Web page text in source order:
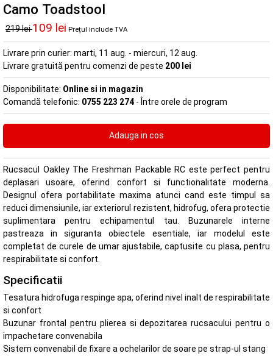
Camo Toadstool
219 lei109 lei Prețul include TVA
Livrare prin curier: marti, 11 aug. - miercuri, 12 aug.
Livrare gratuită pentru comenzi de peste 200 lei
Disponibilitate: Online si in magazin
Comandă telefonic: 0755 223 274 - Între orele de program
Rucsacul Oakley The Freshman Packable RC este perfect pentru
deplasari usoare, oferind confort si functionalitate moderna.
Designul ofera portabilitate maxima atunci cand este timpul sa
reduci dimensiunile, iar exteriorul rezistent, hidrofug, ofera protectie
suplimentara pentru echipamentul tau. Buzunarele interne
pastreaza in siguranta obiectele esentiale, iar modelul este
completat de curele de umar ajustabile, captusite cu plasa, pentru
respirabilitate si confort.
Specificatii
Tesatura hidrofuga respinge apa, oferind nivel inalt de respirabilitate
si confort
Buzunar frontal pentru plierea si depozitarea rucsacului pentru o
impachetare convenabila
Sistem convenabil de fixare a ochelarilor de soare pe strap-ul stang